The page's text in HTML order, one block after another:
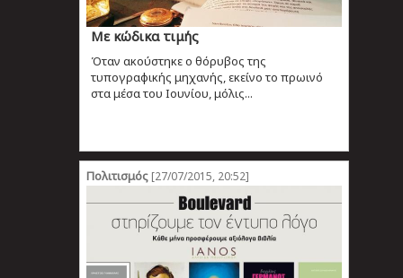
Με κώδικα τιμής
Όταν ακούστηκε ο θόρυβος της
τυπογραφικής μηχανής, εκείνο το πρωινό
στα μέσα του Ιουνίου, μόλις...
Πολιτισμός[27/07/2015, 20:52]